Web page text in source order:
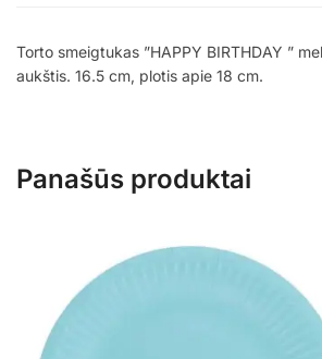
Torto smeigtukas ”HAPPY BIRTHDAY ”
aukštis. 16.5 cm, plotis apie 18 cm.
Panašūs produktai